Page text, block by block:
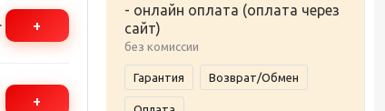
+
+
- онлайн оплата (оплата через
сайт)
без комиссии
Гарантия Возврат/Обмен